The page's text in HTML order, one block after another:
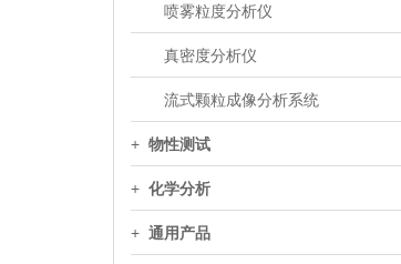
喷雾粒度分析仪
真密度分析仪
流式颗粒成像分析系统
+ 物性测试
+ 化学分析
+ 通用产品